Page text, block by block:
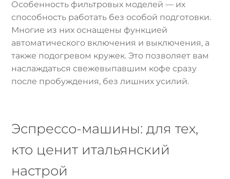
Особенность фильтровых моделей — их
способность работать без особой подготовки.
Многие из них оснащены функцией
автоматического включения и выключения, а
также подогревом кружек. Это позволяет вам
наслаждаться свежевыпавшим кофе сразу
после пробуждения, без лишних усилий.
Эспрессо-машины: для тех,
кто ценит итальянский
настрой